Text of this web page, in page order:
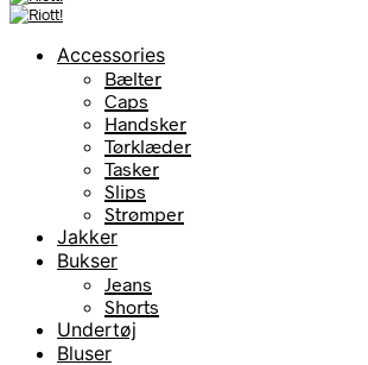
Accessories
Bælter
Caps
Handsker
Tørklæder
Tasker
Slips
Strømper
Jakker
Bukser
Jeans
Shorts
Undertøj
Bluser